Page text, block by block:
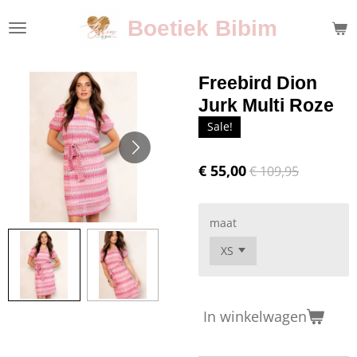
direct
hoofdinhoud
Boetiek Bibim
Freebird Dion
Jurk Multi Roze
Sale!
€ 55,00€ 109,95
maat
In winkelwagen